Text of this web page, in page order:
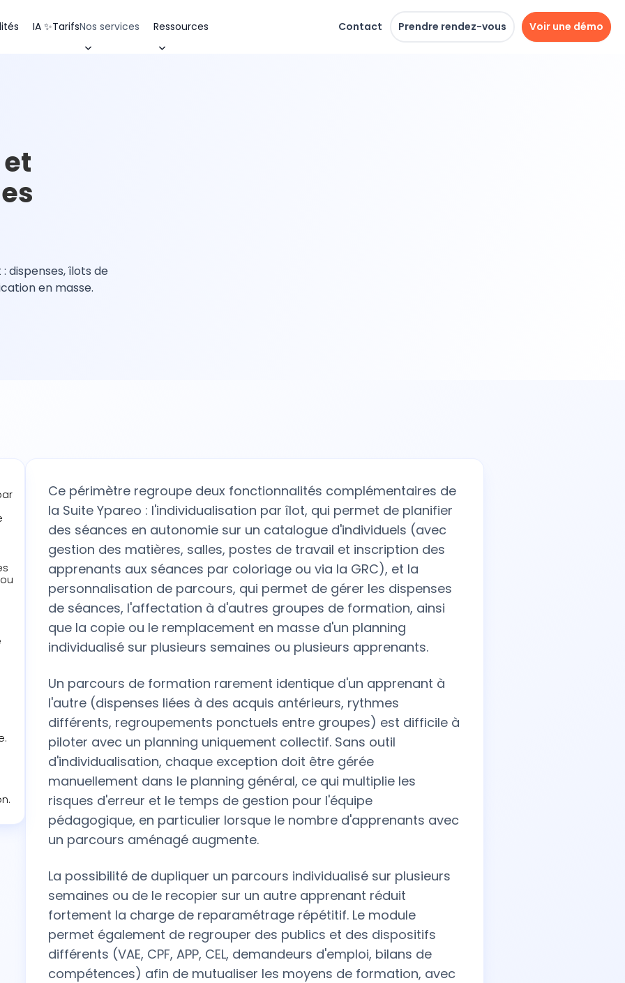
IA ✨TarifsNos services Ressources Contact Prendre rendez-vous Voir une démo
dispenses, îlots de
en masse.
Ce périmètre regroupe deux fonctionnalités complémentaires de
la Suite Ypareo : l'individualisation par îlot, qui permet de planifier
des séances en autonomie sur un catalogue d'individuels (avec
gestion des matières, salles, postes de travail et inscription des
apprenants aux séances par coloriage ou via la GRC), et la
personnalisation de parcours, qui permet de gérer les dispenses
de séances, l'affectation à d'autres groupes de formation, ainsi
que la copie ou le remplacement en masse d'un planning
individualisé sur plusieurs semaines ou plusieurs apprenants.
Un parcours de formation rarement identique d'un apprenant à
l'autre (dispenses liées à des acquis antérieurs, rythmes
différents, regroupements ponctuels entre groupes) est difficile à
piloter avec un planning uniquement collectif. Sans outil
d'individualisation, chaque exception doit être gérée
manuellement dans le planning général, ce qui multiplie les
risques d'erreur et le temps de gestion pour l'équipe
pédagogique, en particulier lorsque le nombre d'apprenants avec
un parcours aménagé augmente.
La possibilité de dupliquer un parcours individualisé sur plusieurs
semaines ou de le recopier sur un autre apprenant réduit
fortement la charge de reparamétrage répétitif. Le module
permet également de regrouper des publics et des dispositifs
différents (VAE, CPF, APP, CEL, demandeurs d'emploi, bilans de
compétences) afin de mutualiser les moyens de formation, avec